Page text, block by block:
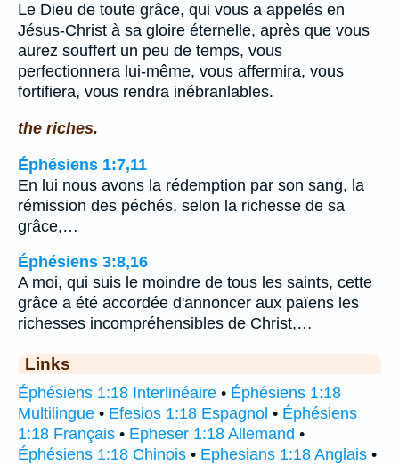
Le Dieu de toute grâce, qui vous a appelés en
Jésus-Christ à sa gloire éternelle, après que vous
aurez souffert un peu de temps, vous
perfectionnera lui-même, vous affermira, vous
fortifiera, vous rendra inébranlables.
the riches.
Éphésiens 1:7,11
En lui nous avons la rédemption par son sang, la
rémission des péchés, selon la richesse de sa
grâce,…
Éphésiens 3:8,16
A moi, qui suis le moindre de tous les saints, cette
grâce a été accordée d'annoncer aux païens les
richesses incompréhensibles de Christ,…
Links
Éphésiens 1:18 Interlinéaire • Éphésiens 1:18
Multilingue • Efesios 1:18 Espagnol • Éphésiens
1:18 Français • Epheser 1:18 Allemand •
Éphésiens 1:18 Chinois • Ephesians 1:18 Anglais •